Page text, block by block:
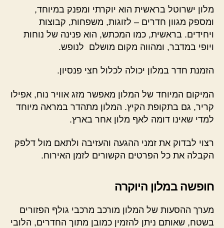
מלון ישרוטל בראשית הוא יוקרתי ומפנק במיוחד,
ומספק מגוון חדרים – לזוגות, משפחות, קבוצות
ויחידים. בראשית, כמו המכתש, הוא פנינה של נוחות
ויופי במדבר, ומהווה מקום מושלם לנופש.
הזמנת חדר במלון יכולה לכלול חצי פנסיון.
המיקום המיוחד של המלון מאפשר מזג אוויר נוח, אפילו
קריר, גם בתקופת הקיץ. המלון מתהדר במראה מיוחד
למדי שאינו דומה לאף מלון אחר בארץ.
רצוי לבדוק את זמני ההגעה והעזיבה ולתאם מול דלפק
הקבלה את כל הפרטים הקשורים לזמן האירוח.
חופשה במלון היוקרה
מערך ההסעות של המלון מורכב מרכבי גולף הפזורים
בשטח, שאותם ניתן להזמין כמובן מתוך החדרים, הלובי